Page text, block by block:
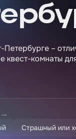
Петербурге –
квест-комнаты
Страшный или